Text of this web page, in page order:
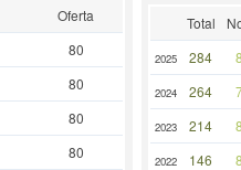
Total
2025 284
2024 264
2023 214
2022 146
Oferta
80
80
80
80